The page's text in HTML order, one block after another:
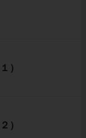
）
）